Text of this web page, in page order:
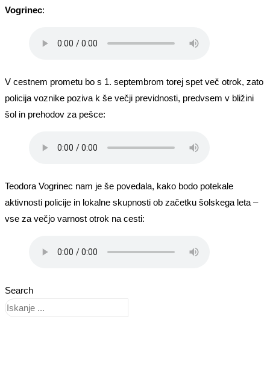
Vogrinec:
V cestnem prometu bo s 1. septembrom torej spet več otrok, zato
policija voznike poziva k še večji previdnosti, predvsem v bližini
šol in prehodov za pešce:
Teodora Vogrinec nam je še povedala, kako bodo potekale
aktivnosti policije in lokalne skupnosti ob začetku šolskega leta –
vse za večjo varnost otrok na cesti:
Search